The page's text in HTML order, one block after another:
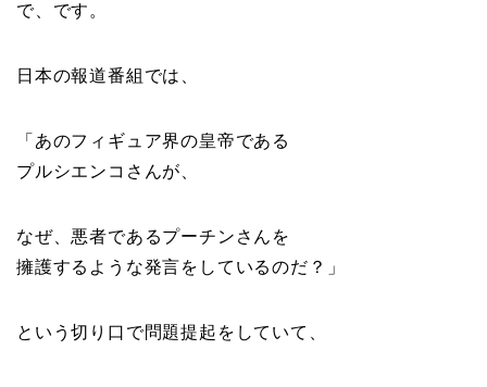
で、です。
日本の報道番組では、
「あのフィギュア界の皇帝である
プルシエンコさんが、
なぜ、悪者であるプーチンさんを
擁護するような発言をしているのだ？」
という切り口で問題提起をしていて、